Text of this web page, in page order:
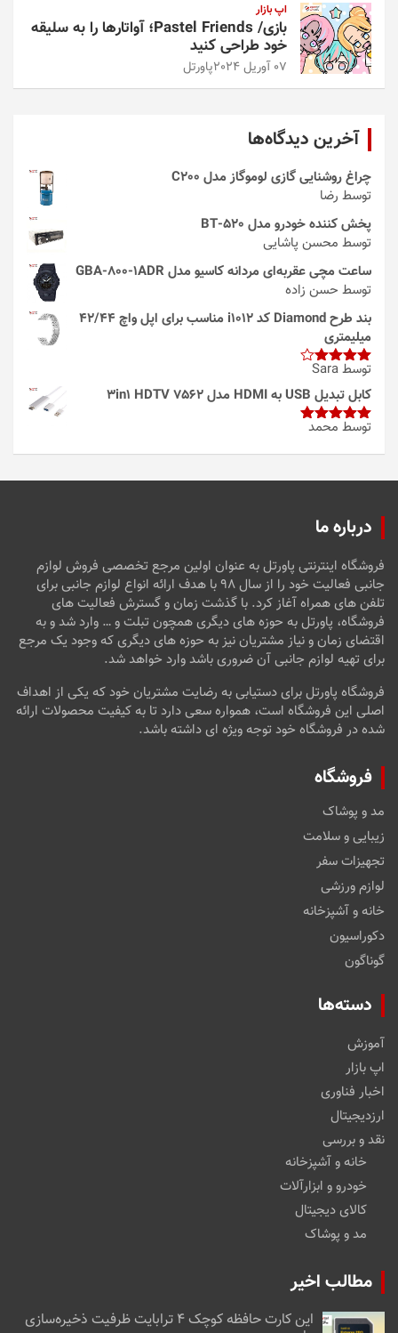
اپ بازار
بازی/ Pastel Friends؛ آواتارها را به سلیقه
خود طراحی کنید
07 آوریل 2024 پاورتل
آخرین دیدگاه‌ها
چراغ روشنایی گازی لوموگاز مدل C200
توسط رضا
پخش کننده خودرو مدل 520-BT
توسط محسن پاشایی
ساعت مچی عقربه‌ای مردانه کاسیو مدل GBA-800-1ADR
توسط حسن زاده
بند طرح Diamond کد i1012 مناسب برای اپل واچ 42/44
میلیمتری
امتیاز4
از 5
توسط Sara
کابل تبدیل USB به HDMI مدل 3in1 HDTV 7562
امتیاز5از
توسط محمد
درباره ما
فروشگاه اینترنتی پاورتل به عنوان اولین مرجع تخصصی فروش لوازم
جانبی فعالیت خود را از سال ۹۸ با هدف ارائه انواع لوازم جانبی برای
تلفن های همراه آغاز کرد. با گذشت زمان و گسترش فعالیت های
فروشگاه، پاورتل به حوزه های دیگری همچون تبلت و … وارد شد و به
اقتضای زمان و نیاز مشتریان نیز به حوزه های دیگری که وجود یک مرجع
برای تهیه لوازم جانبی آن ضروری باشد وارد خواهد شد.
فروشگاه پاورتل برای دستیابی به رضایت مشتریان خود که یکی از اهداف
اصلی این فروشگاه است، همواره سعی دارد تا به کیفیت محصولات ارائه
شده در فروشگاه خود توجه ویژه ای داشته باشد.
فروشگاه
مد و پوشاک
زیبایی و سلامت
تجهیزات سفر
لوازم ورزشی
خانه و آشپزخانه
دکوراسیون
گوناگون
دسته‌ها
آموزش
اپ بازار
اخبار فناوری
ارزدیجیتال
نقد و بررسی
خانه و آشپزخانه
خودرو و ابزارآلات
کالای دیجیتال
مد و پوشاک
مطالب اخیر
این کارت حافظه کوچک ۴ ترابایت ظرفیت ذخیره‌سازی